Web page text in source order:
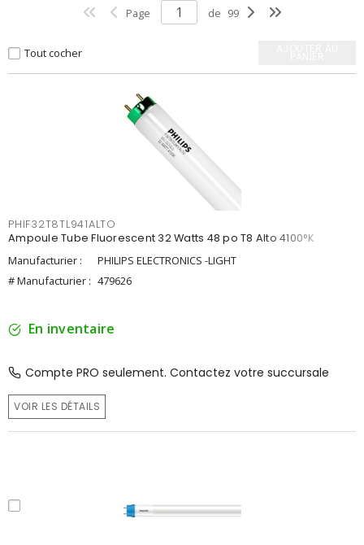
Page de 99
Tout cocher
PHIF32T8TL941ALTO
Ampoule Tube Fluorescent 32 Watts 48 po T8 Alto 4100°K
Manufacturier :
PHILIPS ELECTRONICS -LIGHT
# Manufacturier : 479626
En inventaire
Compte PRO seulement. Contactez votre succursale
VOIR LES DÉTAILS